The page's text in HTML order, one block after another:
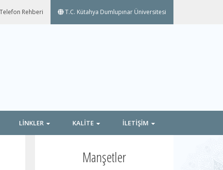
Telefon Rehberi T.C. Kütahya Dumlupınar Üniversitesi
LİNKLER KALİTE İLETİŞİM
Manşetler